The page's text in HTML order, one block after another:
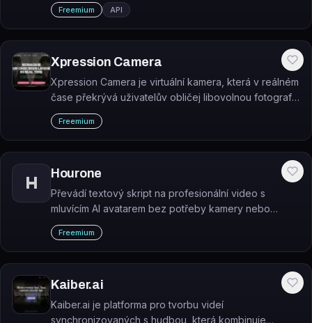
Freemium API
Xpression Camera
Xpression Camera je virtuální kamera, která v reálném
čase překrývá uživatelův obličej libovolnou fotografií
nebo avatarem během videohovorů a živých
přenosů.
Freemium
H
Hourone
Převádí textový skript na profesionální video s
mluvícím AI avatarem bez potřeby kamery nebo
studia.
Freemium
Kaiber.ai
Kaiber.ai je platforma pro tvorbu videí
synchronizovaných s hudbou, která kombinuje